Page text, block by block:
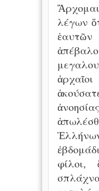
λέγων
φίλοι,